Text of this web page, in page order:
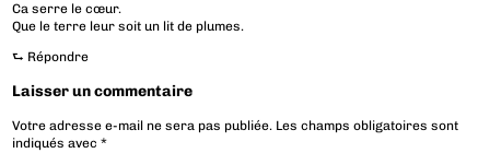
Ca serre le cœur.
Que le terre leur soit un lit de plumes.
⮑ Répondre
Laisser un commentaire
Votre adresse e-mail ne sera pas publiée. Les champs obligatoires sont
indiqués avec*